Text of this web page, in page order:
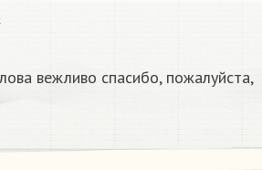
вежливо спасибо, пожалуйста,